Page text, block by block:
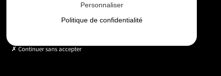
Horaires
Personnaliser
Politique de confidentialité
Continuer sans accepter